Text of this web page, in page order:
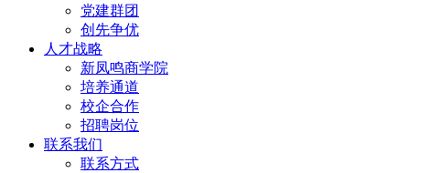
党建群团
创先争优
人才战略
新凤鸣商学院
培养通道
校企合作
招聘岗位
联系我们
联系方式